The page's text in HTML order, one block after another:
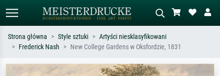
Szukaj wg artysty, tytułu lub stylu – np.
Opisz scenę – np. zielona łąka,
Strona główna Style sztuki
Artyści niesklasyfikowani
Frederick Nash
New College Gardens w Oksfordzie, 1831